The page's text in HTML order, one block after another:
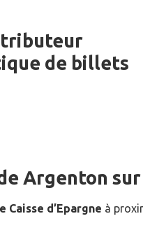
de billets
Argenton sur
Caisse d’Epargne à